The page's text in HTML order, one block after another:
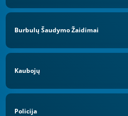
Burbulų Šaudymo Žaidimai
Kaubojų
Policija